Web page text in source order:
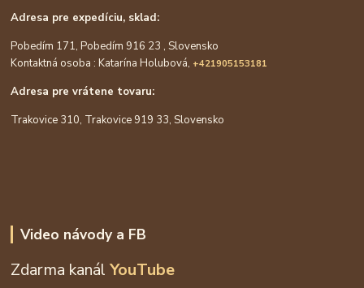
Adresa pre expedíciu, sklad:
Pobedím 171, Pobedím 916 23 , Slovensko
Kontaktná osoba : Katarína Holubová, +421905153181
Adresa pre vrátene tovaru:
Trakovice 310, Trakovice 919 33, Slovensko
Video návody a FB
Zdarma kanálYouTube